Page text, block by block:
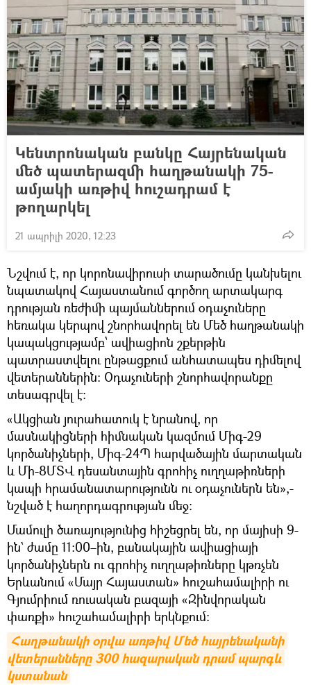
Կենտրոնական բանկը Հայրենական
մեծ պատերազմի հաղթանակի 75-
ամյակի առթիվ հուշադրամ է
թողարկել
21 ապրիլի 2020, 12:23
Նշվում է, որ կորոնավիրուսի տարածումը կանխելու
նպատակով Հայաստանում գործող արտակարգ
դրության ռեժիմի պայմաններում օդաչուները
հեռակա կերպով շնորհավորել են Մեծ հաղթանակի
կապակցությամբ՝ ավիացիոն շքերթին
պատրաստվելու ընթացքում անհատապես դիմելով
վետերաններին։ Օդաչուների շնորհավորանքը
տեսագրվել է։
«Ակցիան յուրահատուկ է նրանով, որ
մասնակիցների հիմնական կազմում Միգ-29
կործանիչների, Միգ-24Պ հարվածային մարտական
և Մի-8ՄՏՎ դեսանտային գրոհիչ ուղղաթիռների
կապի հրամանատարությունն ու օդաչուներն են»,-
նշված է հաղորդագրության մեջ։
Մամուլի ծառայությունից հիշեցրել են, որ մայիսի 9-
ին` ժամը 11:00–ին, բանակային ավիացիայի
կործանիչներն ու գրոհիչ ուղղաթիռները կթռչեն
Երևանում «Մայր Հայաստան» հուշահամալիրի ու
Գյումրիում ռուսական բազայի «Զինվորական
փառքի» հուշահամալիրի երկնքում։
Հաղթանակի օրվա առթիվ Մեծ հայրենականի
վետերանները 300 հազարական դրամ պարգև
կստանան